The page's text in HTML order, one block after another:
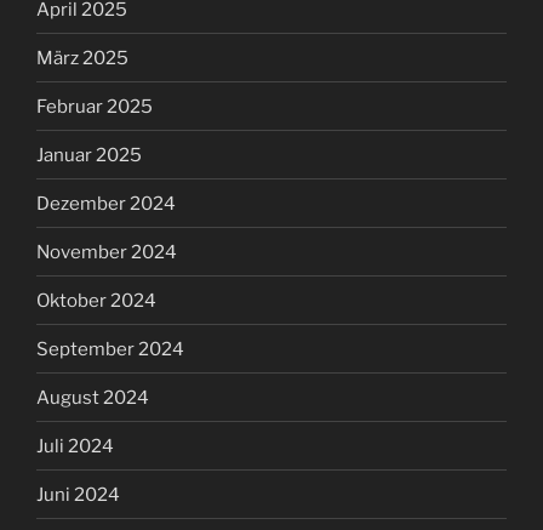
April 2025
März 2025
Februar 2025
Januar 2025
Dezember 2024
November 2024
Oktober 2024
September 2024
August 2024
Juli 2024
Juni 2024